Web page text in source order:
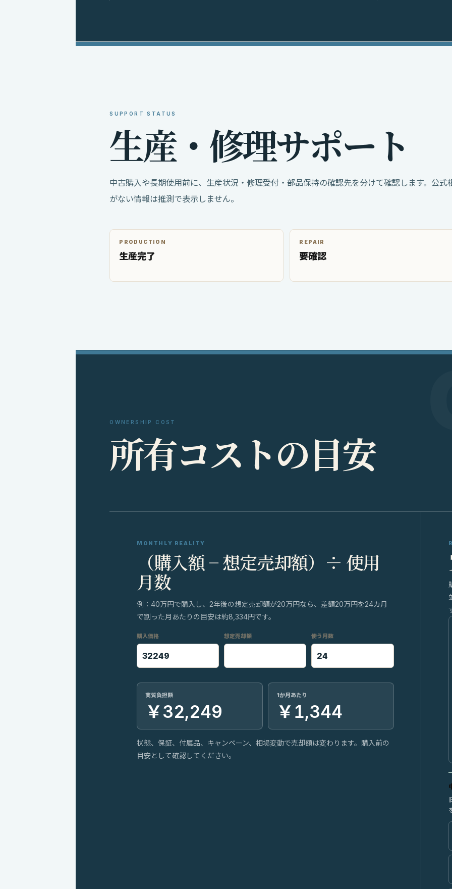
SUPPORT STATUS
生産・ 修理サポー ト
中古購入や長期使用前に、生産状況・修理受付・部品保持の確認先を分けて確認します。公式
がない情報は推測で表示しません。
PRODUCTION
生産完了
REPAIR
要確認
OWNERSHIP COST
所有コス トの目安
MONTHLY REALITY
（購入額 − 想定売却額）÷ 使用
月数
例：40万円で購入し、2年後の想定売却額が20万円なら、差額20万円を24カ月
で割った月あたりの目安は約8,334円です。
購入価格 想定売却額 使う月数
実質負担額
￥32,249
1か月あたり
￥1,344
状態、保証、付属品、キャンペーン、相場変動で売却額は変わります。購入前の
目安として確認してください。